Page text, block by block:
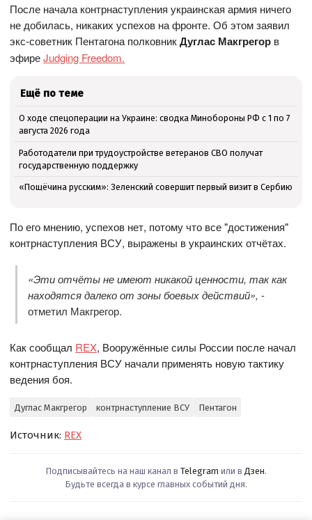
После начала контрнаступления украинская армия ничего
не добилась, никаких успехов на фронте. Об этом заявил
экс-советник Пентагона полковникДуглас Макгрегор в
эфиреJudging Freedom.
Ещё по теме
О ходе спецоперации на Украине: сводка Минобороны РФ с 1 по 7
августа 2026 года
Работодатели при трудоустройстве ветеранов СВО получат
государственную поддержку
«Пощёчина русским»: Зеленский совершит первый визит в Сербию
По его мнению, успехов нет, потому что все "достижения"
контрнаступления ВСУ, выражены в украинских отчётах.
«Эти отчёты не имеют никакой ценности, так как
находятся далеко от зоны боевых действий», -
отметил Макгрегор.
Как сообщал REX, Вооружённые силы России после начал
контрнаступления ВСУ начали применять новую тактику
ведения боя.
Дуглас Макгрегор контрнаступление ВСУ Пентагон
Источник: REX
Подписывайтесь на наш канал в Telegram или в Дзен.
Будьте всегда в курсе главных событий дня.